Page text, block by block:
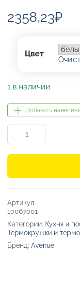
2358,23₽
Цвет
1 в наличии
Добавить
Количество
товара
Кружка
с
изоляцией
крышкой
«Lagan»
Артикул:
10067001
Категории: Кухня и
Термокружки и
Бренд: Avenue